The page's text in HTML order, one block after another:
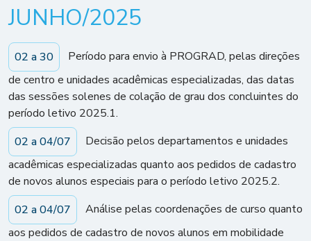
JUNHO/2025
02 a 30
Período para envio à PROGRAD, pelas direções
de centro e unidades acadêmicas especializadas, das datas
das sessões solenes de colação de grau dos concluintes do
período letivo 2025.1.
02 a 04/07
Decisão pelos departamentos e unidades
acadêmicas especializadas quanto aos pedidos de cadastro
de novos alunos especiais para o período letivo 2025.2.
02 a 04/07
Análise pelas coordenações de curso quanto
aos pedidos de cadastro de novos alunos em mobilidade